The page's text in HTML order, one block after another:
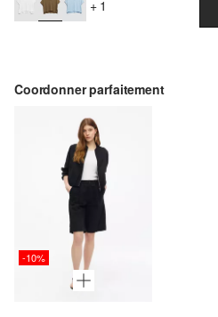
+ 1
Coordonner parfaitement
-10%